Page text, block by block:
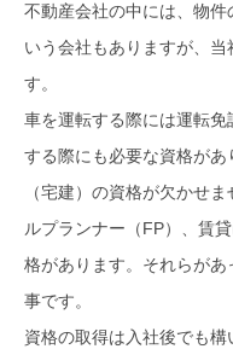
不動産会社の中には、物
いう会社もありますが、
す。
車を運転する際には運転
する際にも必要な資格が
（宅建）の資格が欠かせ
ルプランナー（FP）、賃
格があります。それらが
事です。
資格の取得は入社後でも